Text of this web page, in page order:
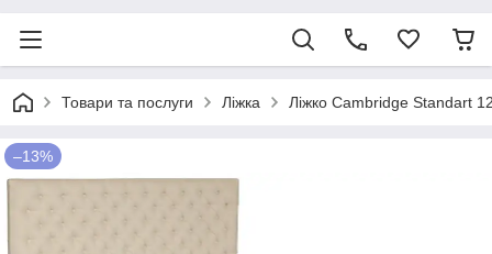
Товари та послуги Ліжка Ліжко Cambridge Standart
–13%